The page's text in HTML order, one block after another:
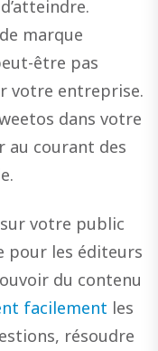
marque
être pas
votre entreprise.
dans votre
au courant des
votre public
pour les éditeurs
du contenu
facilement les
résoudre